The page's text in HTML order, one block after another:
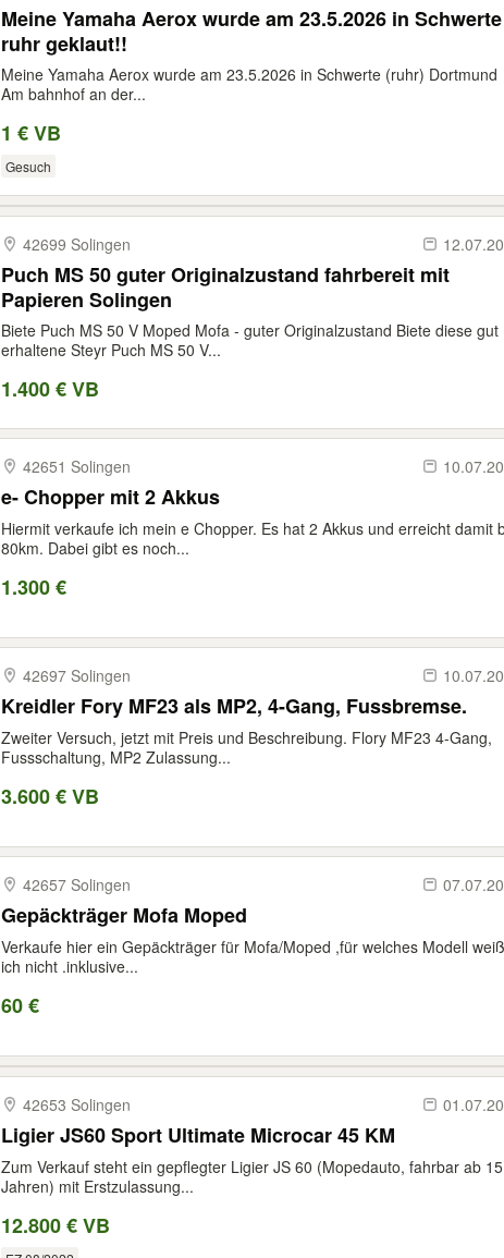
Meine Yamaha Aerox wurde am 23.5.2026 in Schwerte
ruhr geklaut!!
Meine Yamaha Aerox wurde am 23.5.2026 in Schwerte (ruhr) Dortmund
Am bahnhof an der...
1 € VB
Gesuch
42699 Solingen
Puch MS 50 guter Originalzustand fahrbereit mit
Papieren Solingen
Biete Puch MS 50 V Moped Mofa - guter Originalzustand Biete diese gut
erhaltene Steyr Puch MS 50 V...
1.400 € VB
42651 Solingen
e- Chopper mit 2 Akkus
Hiermit verkaufe ich mein e Chopper. Es hat 2 Akkus und erreicht damit
80km. Dabei gibt es noch...
1.300 €
42697 Solingen
Kreidler Fory MF23 als MP2, 4-Gang, Fussbremse.
Zweiter Versuch, jetzt mit Preis und Beschreibung. Flory MF23 4-Gang,
Fussschaltung, MP2 Zulassung...
3.600 € VB
42657 Solingen
Gepäckträger Mofa Moped
Verkaufe hier ein Gepäckträger für Mofa/Moped ,für welches Modell weiß
ich nicht .inklusive...
60 €
42653 Solingen
Ligier JS60 Sport Ultimate Microcar 45 KM
Zum Verkauf steht ein gepflegter Ligier JS 60 (Mopedauto, fahrbar ab 15
Jahren) mit Erstzulassung...
12.800 € VB